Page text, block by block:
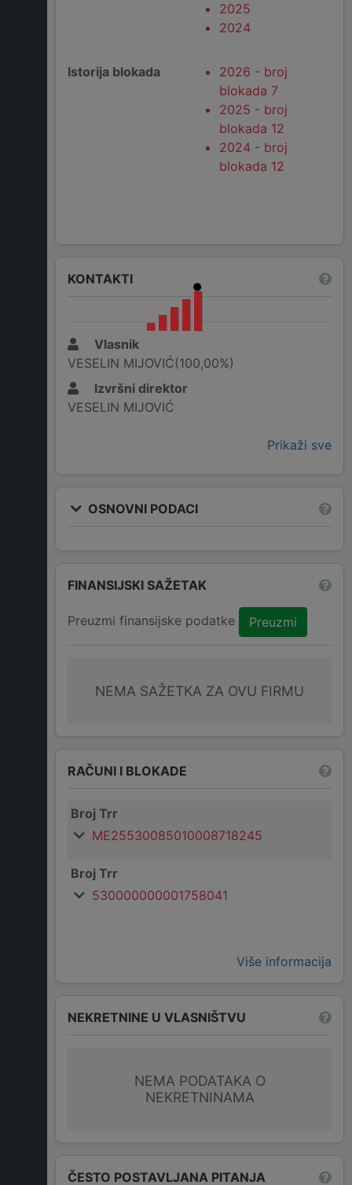
2025
2024
Istorija blokada
2026 - broj
blokada 7
2025 - broj
blokada 12
2024 - broj
blokada 12
KONTAKTI
Vlasnik
VESELIN MIJOVIĆ(100,00%)
Izvršni direktor
VESELIN MIJOVIĆ
Prikaži sve
OSNOVNI PODACI
FINANSIJSKI SAŽETAK
Preuzmi finansijske podatke Preuzmi
NEMA SAŽETKA ZA OVU FIRMU
RAČUNI I BLOKADE
Broj Trr
ME25530085010008718245
Broj Trr
530000000001758041
Više informacija
NEKRETNINE U VLASNIŠTVU
NEMA PODATAKA O
NEKRETNINAMA
ČESTO POSTAVLJANA PITANJA